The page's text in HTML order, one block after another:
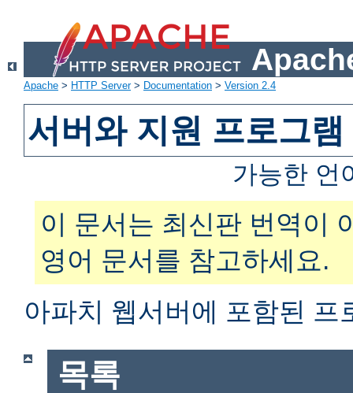
Apache > HTTP Server> Documentation > Version 2.4
서버와 지원 프로그램
가능한 언
이 문서는 최신판 번역이
영어 문서를 참고하세요.
아파치 웹서버에 포함된 프
목록